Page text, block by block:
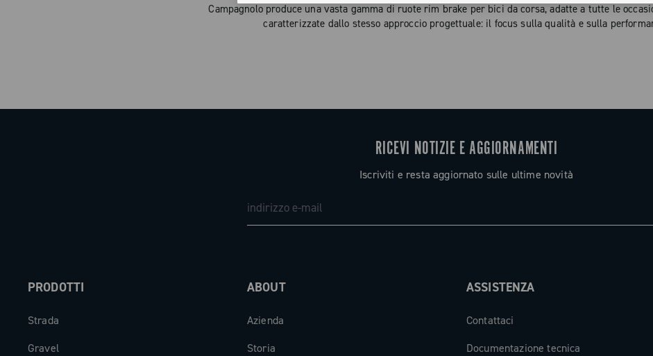
Campagnolo produce una vasta gamma di ruote rim brake per bici da corsa, adatte a tutte le
caratterizzate dallo stesso approccio progettuale: il focus sulla qualità e sulla
RICEVI NOTIZIE E AGGIORNAMENTI
Iscriviti e resta aggiornato sulle ultime novità
PRODOTTI
Strada
Gravel
ABOUT
Azienda
Storia
ASSISTENZA
Contattaci
Documentazione tecnica